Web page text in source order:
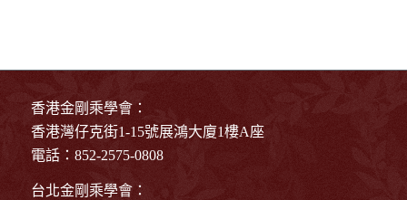
香港金剛乘學會：
香港灣仔克街1-15號展鴻大廈1樓A座
電話：852-2575-0808
台北金剛乘學會：